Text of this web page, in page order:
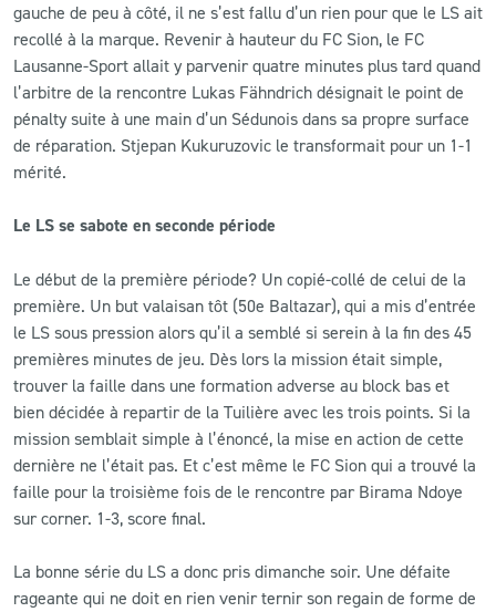
gauche de peu à côté, il ne s’est fallu d’un rien pour que le LS ait
recollé à la marque. Revenir à hauteur du FC Sion, le FC
Lausanne-Sport allait y parvenir quatre minutes plus tard quand
l’arbitre de la rencontre Lukas Fähndrich désignait le point de
pénalty suite à une main d’un Sédunois dans sa propre surface
de réparation. Stjepan Kukuruzovic le transformait pour un 1-1
mérité.
Le LS se sabote en seconde période
Le début de la première période? Un copié-collé de celui de la
première. Un but valaisan tôt (50e Baltazar), qui a mis d’entrée
le LS sous pression alors qu’il a semblé si serein à la fin des 45
premières minutes de jeu. Dès lors la mission était simple,
trouver la faille dans une formation adverse au block bas et
bien décidée à repartir de la Tuilière avec les trois points. Si la
mission semblait simple à l’énoncé, la mise en action de cette
dernière ne l’était pas. Et c’est même le FC Sion qui a trouvé la
faille pour la troisième fois de le rencontre par Birama Ndoye
sur corner. 1-3, score final.
La bonne série du LS a donc pris dimanche soir. Une défaite
rageante qui ne doit en rien venir ternir son regain de forme de